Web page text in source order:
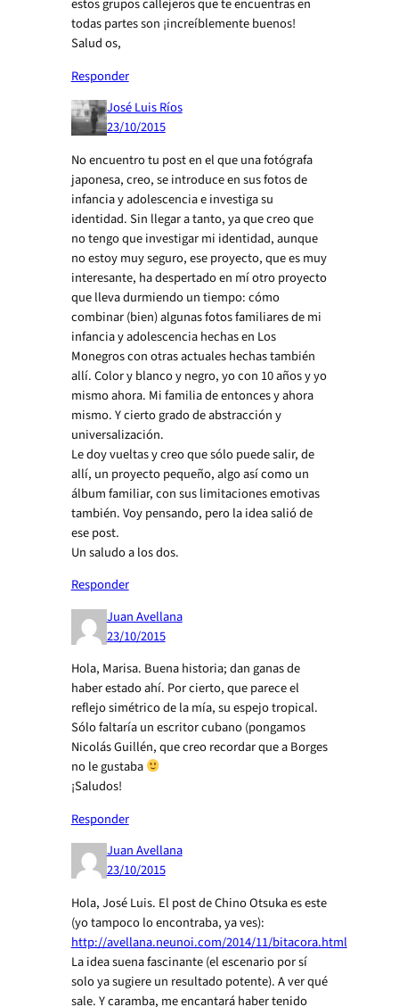
estos grupos callejeros que te encuentras en
todas partes son ¡increíblemente buenos!
Salud os,
Responder
José Luis Ríos
23/10/2015
No encuentro tu post en el que una fotógrafa
japonesa, creo, se introduce en sus fotos de
infancia y adolescencia e investiga su
identidad. Sin llegar a tanto, ya que creo que
no tengo que investigar mi identidad, aunque
no estoy muy seguro, ese proyecto, que es muy
interesante, ha despertado en mí otro proyecto
que lleva durmiendo un tiempo: cómo
combinar (bien) algunas fotos familiares de mi
infancia y adolescencia hechas en Los
Monegros con otras actuales hechas también
allí. Color y blanco y negro, yo con 10 años y yo
mismo ahora. Mi familia de entonces y ahora
mismo. Y cierto grado de abstracción y
universalización.
Le doy vueltas y creo que sólo puede salir, de
allí, un proyecto pequeño, algo así como un
álbum familiar, con sus limitaciones emotivas
también. Voy pensando, pero la idea salió de
ese post.
Un saludo a los dos.
Responder
Juan Avellana
23/10/2015
Hola, Marisa. Buena historia; dan ganas de
haber estado ahí. Por cierto, que parece el
reflejo simétrico de la mía, su espejo tropical.
Sólo faltaría un escritor cubano (pongamos
Nicolás Guillén, que creo recordar que a Borges
no le gustaba
¡Saludos!
Responder
Juan Avellana
23/10/2015
Hola, José Luis. El post de Chino Otsuka es este
(yo tampoco lo encontraba, ya ves):
http://avellana.neunoi.com/2014/11/bitacora.html
La idea suena fascinante (el escenario por sí
solo ya sugiere un resultado potente). A ver qué
sale. Y caramba, me encantará haber tenido